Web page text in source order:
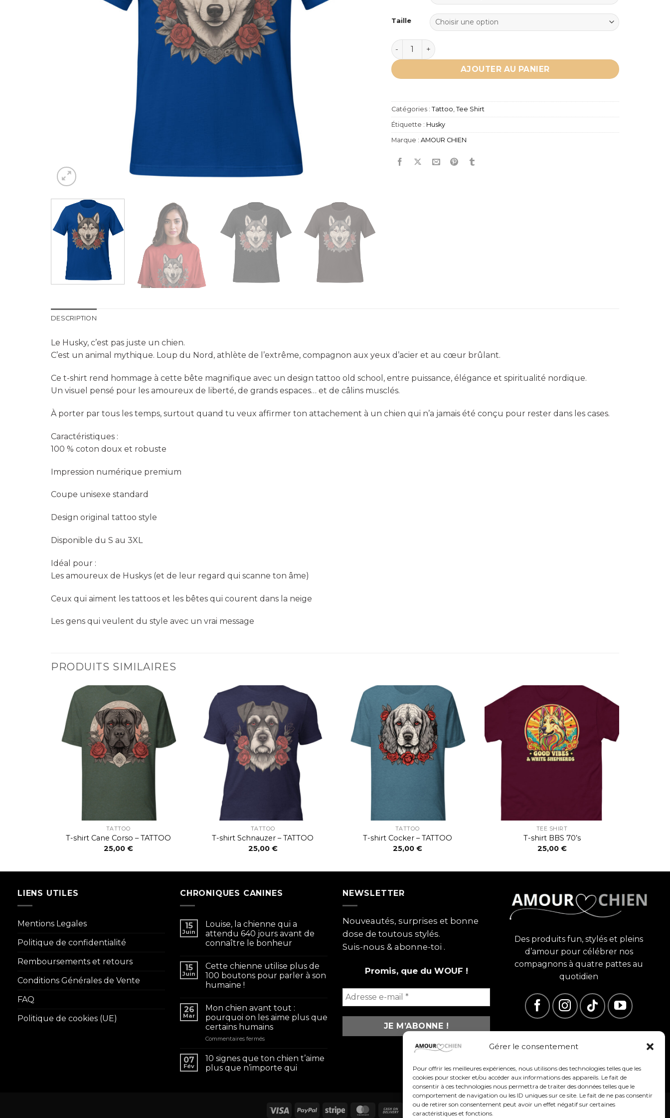
Gérer le consentement
Pour offrir les meilleures expériences, nous utilisons des technologies telles que les
cookies pour stocker et/ou accéder aux informations des appareils. Le fait de
consentir à ces technologies nous permettra de traiter des données telles que le
comportement de navigation ou les ID uniques sur ce site. Le fait de ne pas consentir
ou de retirer son consentement peut avoir un effet négatif sur certaines
caractéristiques et fonctions.
Taille
quantité de T-shirt Husky - TATTOO
AJOUTER AU PANIER
Catégories : Tattoo Tee Shirt
Étiquette : Husky
Marque : AMOUR CHIEN
DESCRIPTION
Le Husky, c’est pas juste un chien.
C’est un animal mythique. Loup du Nord, athlète de l’extrême, compagnon aux yeux d’acier et au cœur brûlant.
Ce t-shirt rend hommage à cette bête magnifique avec un design tattoo old school, entre puissance, élégance et spiritualité nordique.
Un visuel pensé pour les amoureux de liberté, de grands espaces… et de câlins musclés.
À porter par tous les temps, surtout quand tu veux affirmer ton attachement à un chien qui n’a jamais été conçu pour rester dans les cases.
Caractéristiques :
100 % coton doux et robuste
Impression numérique premium
Coupe unisexe standard
Design original tattoo style
Disponible du S au 3XL
Idéal pour :
Les amoureux de Huskys (et de leur regard qui scanne ton âme)
Ceux qui aiment les tattoos et les bêtes qui courent dans la neige
Les gens qui veulent du style avec un vrai message
PRODUITS SIMILAIRES
TATTOO
T-shirt Cane Corso – TATTOO
25,00 €
TATTOO
T-shirt Schnauzer – TATTOO
25,00 €
TATTOO
T-shirt Cocker – TATTOO
25,00 €
TEE SHIRT
T-shirt BBS 70’s
25,00 €
LIENS UTILES
Mentions Legales
Politique de confidentialité
Remboursements et retours
Conditions Générales de Vente
FAQ
Politique de cookies (UE)
CHRONIQUES CANINES
15
Juin
Louise, la chienne qui a
attendu 640 jours avant de
connaître le bonheur
15
Juin
Cette chienne utilise plus de
100 boutons pour parler à son
humaine !
26
Mar
Mon chien avant tout :
pourquoi on les aime plus que
certains humains
Commentaires ferméssur
chien
avant
tout
les
aime
07
Fév
10 signes que ton chien t’aime
plus que n’importe qui
NEWSLETTER
Nouveautés, surprises et bonne
dose de toutous stylés.
Suis-nous & abonne-toi .
Promis, que du WOUF !
Des produits fun, stylés et pleins
d’amour pour célébrer nos
compagnons à quatre pattes au
quotidien